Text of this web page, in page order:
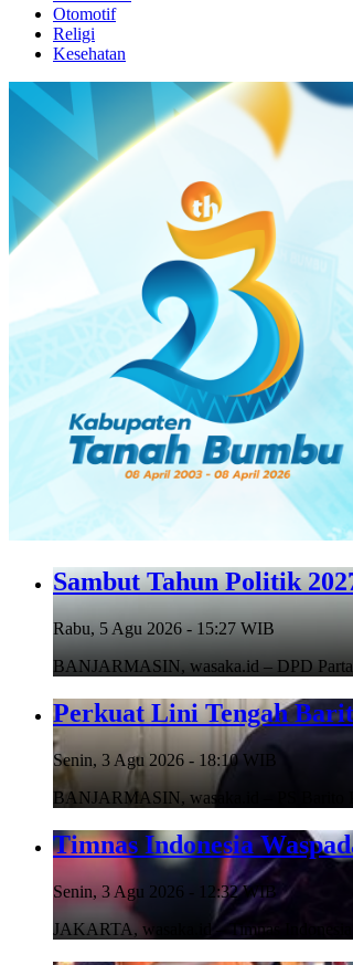
Otomotif
Religi
Kesehatan
Sambut Tahun Politik
Rabu, 5 Agu 2026 - 15:27 WIB
BANJARMASIN, wasaka.id – DPD
Perkuat Lini Tengah
Senin, 3 Agu 2026 - 18:10 WIB
BANJARMASIN, wasaka.id – PS Barito
Timnas Indonesia
Senin, 3 Agu 2026 - 12:32 WIB
JAKARTA, wasaka.id – Timnas